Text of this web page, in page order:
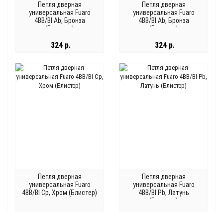
Петля дверная
универсальная Fuaro
4BB/Bl Ab, Бронза
(Блистер)
324 р.
Петля дверная
универсальная Fuaro
4BB/Bl Ab, Бронза
(Блистер)
324 р.
Петля дверная
универсальная Fuaro
4BB/Bl Cp, Хром (Блистер)
Петля дверная
универсальная Fuaro
4BB/Bl Pb, Латунь
(Блистер)